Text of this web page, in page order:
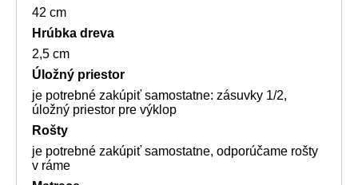
42 cm
Hrúbka dreva
2,5 cm
Úložný priestor
je potrebné zakúpiť samostatne: zásuvky 1/2,
úložný priestor pre výklop
Rošty
je potrebné zakúpiť samostatne, odporúčame rošty
v ráme